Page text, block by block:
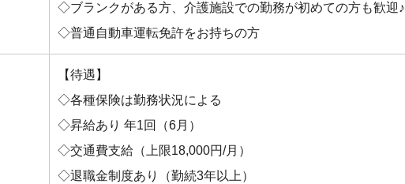
◇ブランクがある方、介護施設での勤務が初めての方も歓迎♪
◇普通自動車運転免許をお持ちの方
【待遇】
◇各種保険は勤務状況による
◇昇給あり 年1回（6月）
◇交通費支給（上限18,000円/月）
◇退職金制度あり（勤続3年以上）